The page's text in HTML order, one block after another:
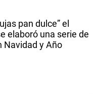
pan dulce” el
elaboró una serie de
Navidad y Año